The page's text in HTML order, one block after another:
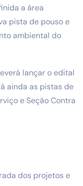
a área
pista de pouso e
ambiental do
lançar o edital
ainda as pistas de
e Seção Contra
dos projetos e